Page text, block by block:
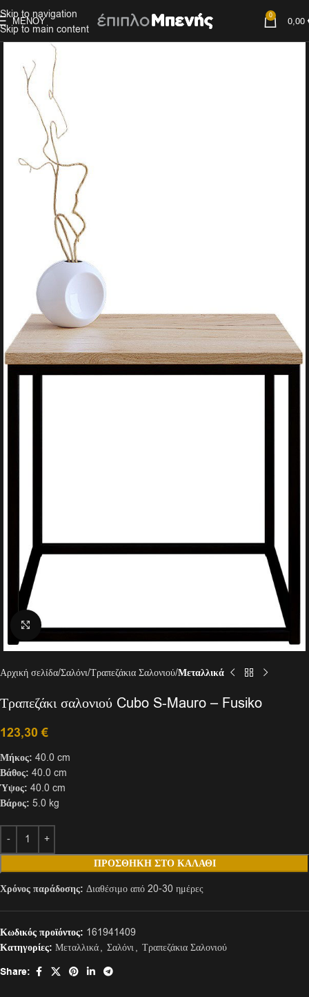
Skip to navigation
Skip to main content
ΜΕΝΟΎ 0 0,00
Click to enlarge
Αρχική σελίδα Σαλόνι Τραπεζάκια Σαλονιού Μεταλλικά
Τραπεζάκι σαλονιού Cubo S-Mauro – Fusiko
123,30€
Μήκος: 40.0 cm
Βάθος: 40.0 cm
Ύψος: 40.0 cm
Βάρος: 5.0 kg
ΠΡΟΣΘΉΚΗ ΣΤΟ ΚΑΛΆΘΙ
Χρόνος παράδοσης: Διαθέσιμο από 20-30 ημέρες
Κωδικός προϊόντος: 161941409
Κατηγορίες: Μεταλλικά, Σαλόνι, Τραπεζάκια Σαλονιού
Share: